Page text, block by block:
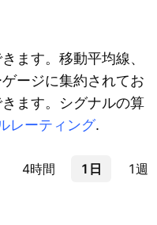
ます。移動平均線、
ージに集約されてお
ます。シグナルの算
レーティング.
4時間 1日 1週